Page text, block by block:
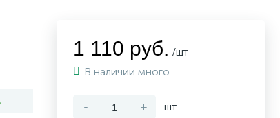
1 110 руб. /шт
В наличии много
- + шт